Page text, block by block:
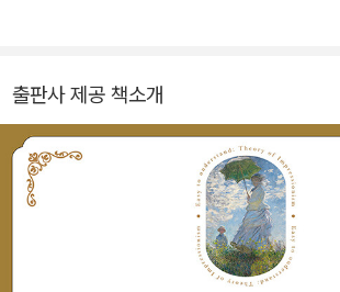
와 쇼코의 “리믹스 Z”』 (JFN) 등에 고정 출연 중
출판사 제공 책소개